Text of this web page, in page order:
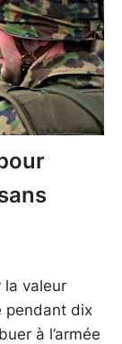
la valeur
pendant dix
à l’armée